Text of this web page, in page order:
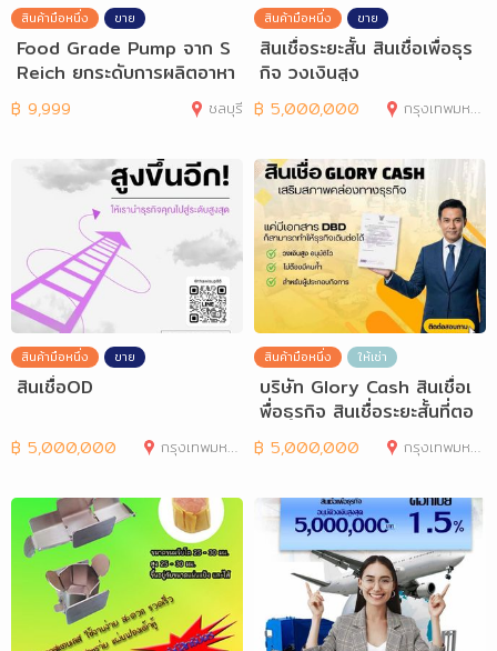
สินค้ามือหนึ่ง ขาย
Food Grade Pump จาก S
Reich ยกระดับการผลิตอาหา
รและเครื่องดื่
฿ 9,999 ชลบุรี
สินค้ามือหนึ่ง ขาย
สินเชื่อระยะสั้น สินเชื่อเพื่อธุร
กิจ วงเงินสูง
฿ 5,000,000 กรุงเทพมหานคร
สินค้ามือหนึ่ง ขาย
สินเชื่อOD
฿ 5,000,000 กรุงเทพมหานคร
สินค้ามือหนึ่ง ให้เช่า
บริษัท Glory Cash สินเชื่อเ
พื่อธุรกิจ สินเชื่อระยะสั้นที่ตอ
฿ 5,000,000 กรุงเทพมหานคร